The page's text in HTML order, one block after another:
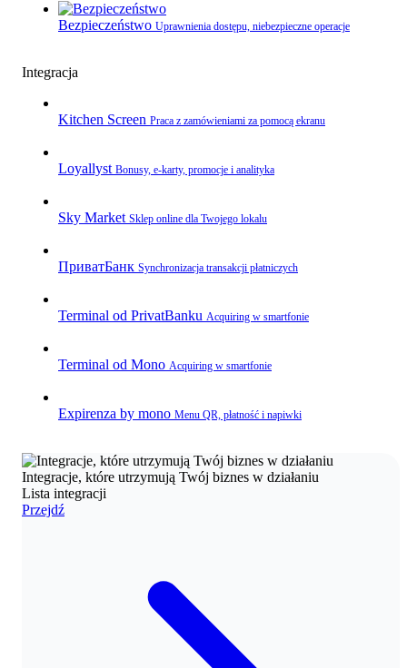
Bezpieczeństwo Uprawnienia dostępu, niebezpieczne operacje
Integracja
Kitchen Screen Praca z zamówieniami za pomocą ekranu
Loyallyst Bonusy, e‑karty, promocje i analityka
Sky Market Sklep online dla Twojego lokalu
ПриватБанк Synchronizacja transakcji płatniczych
Terminal od PrivatBanku Acquiring w smartfonie
Terminal od Mono Acquiring w smartfonie
Expirenza by mono Menu QR, płatność i napiwki
Integracje, które utrzymują Twój biznes w działaniu
Lista integracji
Przejdź